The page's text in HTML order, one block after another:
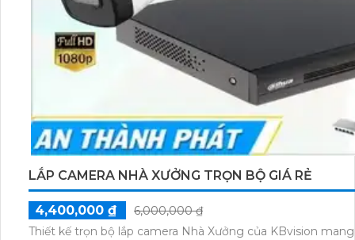
LẮP CAMERA NHÀ XƯỞNG TRỌN BỘ GIÁ RẺ
4,400,000 ₫
6,000,000 ₫
Thiết kế trọn bộ lắp camera Nhà Xưởng của KBvision